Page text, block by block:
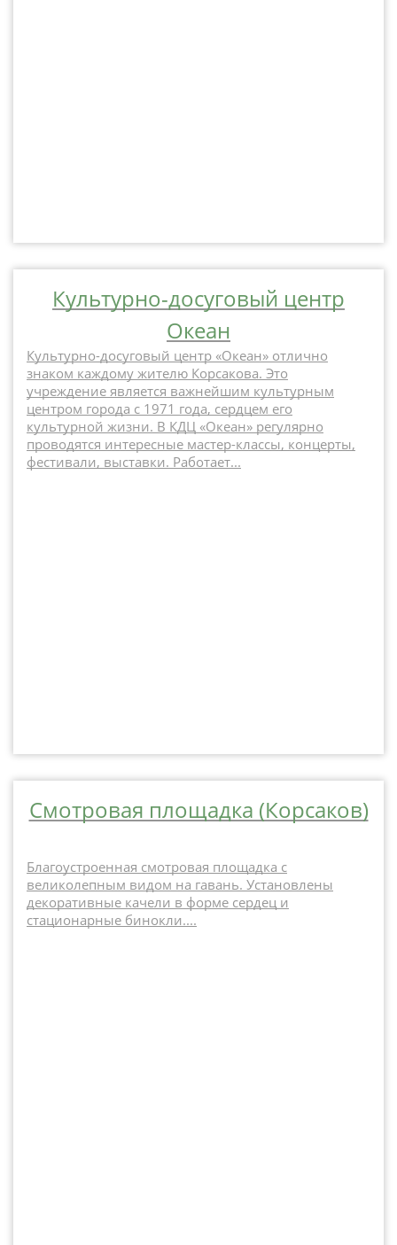
Культурно-досуговый центр
Океан
Культурно-досуговый центр «Океан» отлично
знаком каждому жителю Корсакова. Это
учреждение является важнейшим культурным
центром города с 1971 года, сердцем его
культурной жизни. В КДЦ «Океан» регулярно
проводятся интересные мастер-классы, концерты,
фестивали, выставки. Работает...
Смотровая площадка (Корсаков)
Благоустроенная смотровая площадка с
великолепным видом на гавань. Установлены
декоративные качели в форме сердец и
стационарные бинокли....